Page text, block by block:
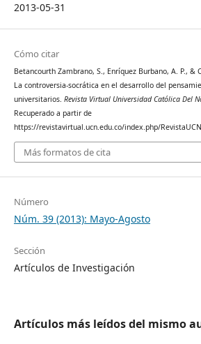
2013-05-31
Cómo citar
Betancourth Zambrano, S., Enríquez Burbano, A. P., &
La controversia-socrática en el desarrollo del
universitarios. Revista Virtual Universidad Católica Del
Recuperado a partir de
https://revistavirtual.ucn.edu.co/index.php/
Más formatos de cita
Número
Núm. 39 (2013): Mayo-Agosto
Sección
Artículos de Investigación
Artículos más leídos del mismo